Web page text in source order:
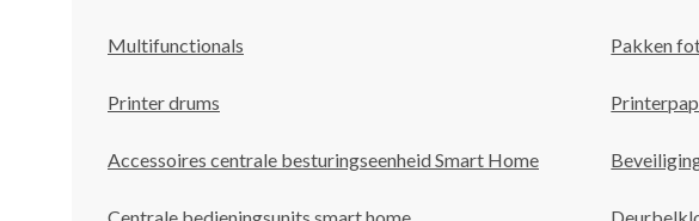
Multifunctionals Pakken
Printer drums
Accessoires centrale besturingseenheid Smart Home